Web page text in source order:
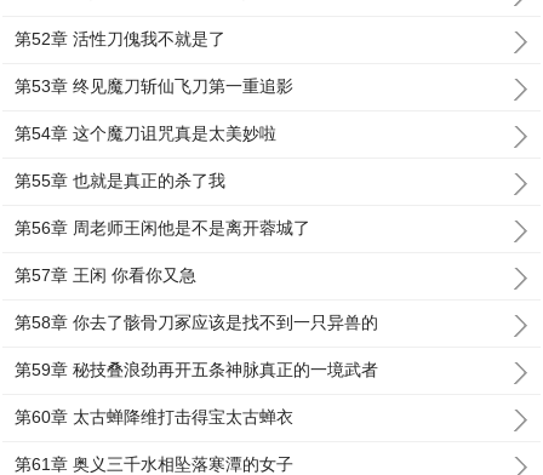
第52章 活性刀傀我不就是了
第53章 终见魔刀斩仙飞刀第一重追影
第54章 这个魔刀诅咒真是太美妙啦
第55章 也就是真正的杀了我
第56章 周老师王闲他是不是离开蓉城了
第57章 王闲 你看你又急
第58章 你去了骸骨刀冢应该是找不到一只异兽的
第59章 秘技叠浪劲再开五条神脉真正的一境武者
第60章 太古蝉降维打击得宝太古蝉衣
第61章 奥义三千水相坠落寒潭的女子